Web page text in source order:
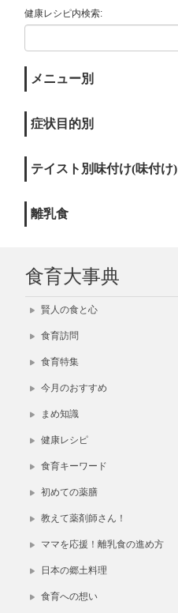
健康レシピ内検索:
メニュー別
症状目的別
テイスト別味付け(味付け)
離乳食
食育大事典
賢人の食と心
食育訪問
食育特集
今月のおすすめ
まめ知識
健康レシピ
食育キーワード
初めての薬膳
教えて薬剤師さん！
ママを応援！離乳食の進め方
日本の郷土料理
食育への想い